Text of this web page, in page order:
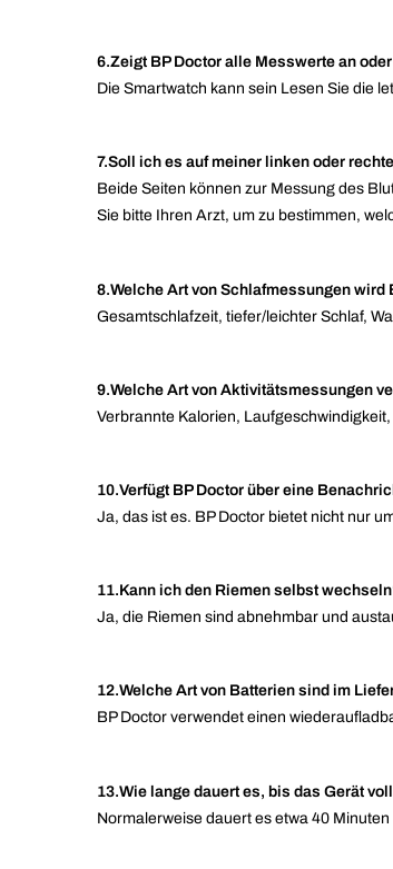
6.Zeigt BP Doctor alle Messwerte an
Die Smartwatch kann sein Lesen Sie die
7.Soll ich es auf meiner linken oder
Beide Seiten können zur Messung des
Sie bitte Ihren Arzt, um zu bestimmen,
8.Welche Art von Schlafmessungen wird
Gesamtschlafzeit, tiefer/leichter Schlaf,
9.Welche Art von Aktivitätsmessungen
Verbrannte Kalorien,
10.Verfügt BP Doctor über eine
Ja, das ist es. BP Doctor bietet nicht nur
11.Kann ich den Riemen selbst
Ja, die Riemen sind abnehmbar und
12.Welche Art von Batterien sind im
BP Doctor verwendet einen
13.Wie lange dauert es, bis das Gerät
Normalerweise dauert es etwa 40